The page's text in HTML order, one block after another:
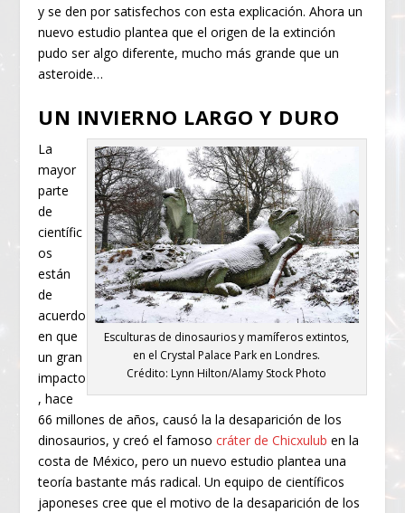
y se den por satisfechos con esta explicación. Ahora un
nuevo estudio plantea que el origen de la extinción
pudo ser algo diferente, mucho más grande que un
asteroide…
UN INVIERNO LARGO Y DURO
Esculturas de dinosaurios y mamíferos extintos,
en el Crystal Palace Park en Londres.
Crédito: Lynn Hilton/Alamy Stock Photo
La
mayor
parte
de
científic
os
están
de
acuerdo
en que
un gran
impacto
, hace
66 millones de años, causó la la desaparición de los
dinosaurios, y creó el famosocráter de Chicxulub en la
costa de México, pero un nuevo estudio plantea una
teoría bastante más radical. Un equipo de científicos
japoneses cree que el motivo de la desaparición de los